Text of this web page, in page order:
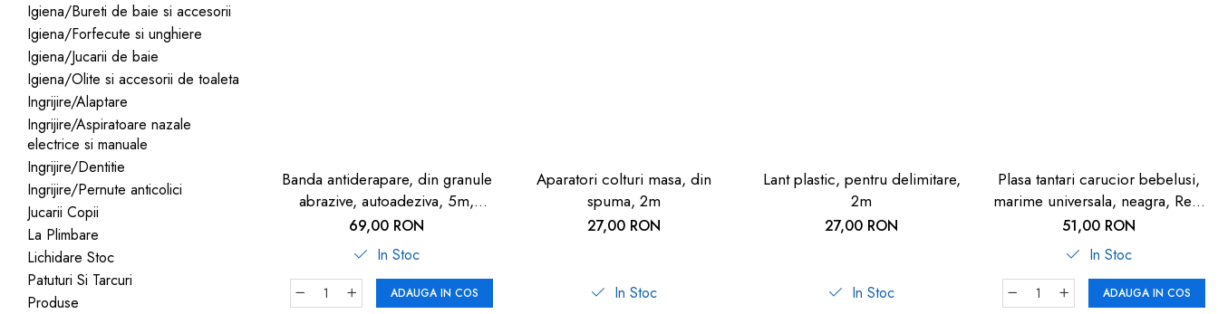
Igiena/Bureti de baie si accesorii
Igiena/Forfecute si unghiere
Igiena/Jucarii de baie
Igiena/Olite si accesorii de toaleta
Ingrijire/Alaptare
Ingrijire/Aspiratoare nazale
electrice si manuale
Ingrijire/Dentitie
Ingrijire/Pernute anticolici
Jucarii Copii
La Plimbare
Lichidare Stoc
Patuturi Si Tarcuri
Produse
Banda antiderapare, din granule
abrazive, autoadeziva, 5m,
neagra
69,00 RON
In Stoc
ADAUGA IN COS
Aparatori colturi masa, din
spuma, 2m
27,00 RON
In Stoc
Lant plastic, pentru delimitare,
2m
27,00 RON
In Stoc
Plasa tantari carucior bebelusi,
marime universala, neagra, Reer
BiteSafe
51,00 RON
In Stoc
ADAUGA IN COS